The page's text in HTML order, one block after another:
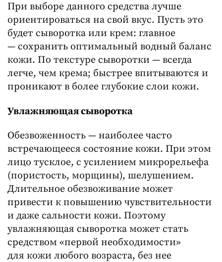
При выборе данного средства лучше
ориентироваться на свой вкус. Пусть это
будет сыворотка или крем: главное
— сохранить оптимальный водный баланс
кожи. По текстуре сыворотки — всегда
легче, чем крема; быстрее впитываются и
проникают в более глубокие слои кожи.
Увлажняющая сыворотка
Обезвоженность — наиболее часто
встречающееся состояние кожи. При этом
лицо тусклое, с усилением микрорельефа
(пористость, морщины), шелушением.
Длительное обезвоживание может
привести к повышению чувствительности
и даже сальности кожи. Поэтому
увлажняющая сыворотка может стать
средством «первой необходимости»
для кожи любого возраста, без нее